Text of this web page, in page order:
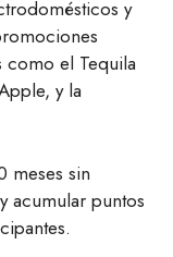
y
como el Tequila
y la
meses sin
acumular puntos